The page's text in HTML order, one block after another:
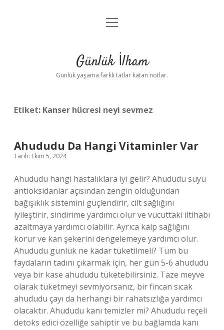
Anasayfa
Yasal Uyarı
menüyü
Günlük İlham
Günlük yaşama farklı tatlar katan notlar.
Etiket: Kanser hücresi neyi sevmez
Ahududu Da Hangi Vitaminler Var
Tarih: Ekim 5, 2024
Ahududu hangi hastalıklara iyi gelir? Ahududu suyu
antioksidanlar açısından zengin olduğundan
bağışıklık sistemini güçlendirir, cilt sağlığını
iyileştirir, sindirime yardımcı olur ve vücuttaki iltihabı
azaltmaya yardımcı olabilir. Ayrıca kalp sağlığını
korur ve kan şekerini dengelemeye yardımcı olur.
Ahududu günlük ne kadar tüketilmeli? Tüm bu
faydaların tadını çıkarmak için, her gün 5-6 ahududu
veya bir kase ahududu tüketebilirsiniz. Taze meyve
olarak tüketmeyi sevmiyorsanız, bir fincan sıcak
ahududu çayı da herhangi bir rahatsızlığa yardımcı
olacaktır. Ahududu kanı temizler mi? Ahududu reçeli
detoks edici özelliğe sahiptir ve bu bağlamda kanı